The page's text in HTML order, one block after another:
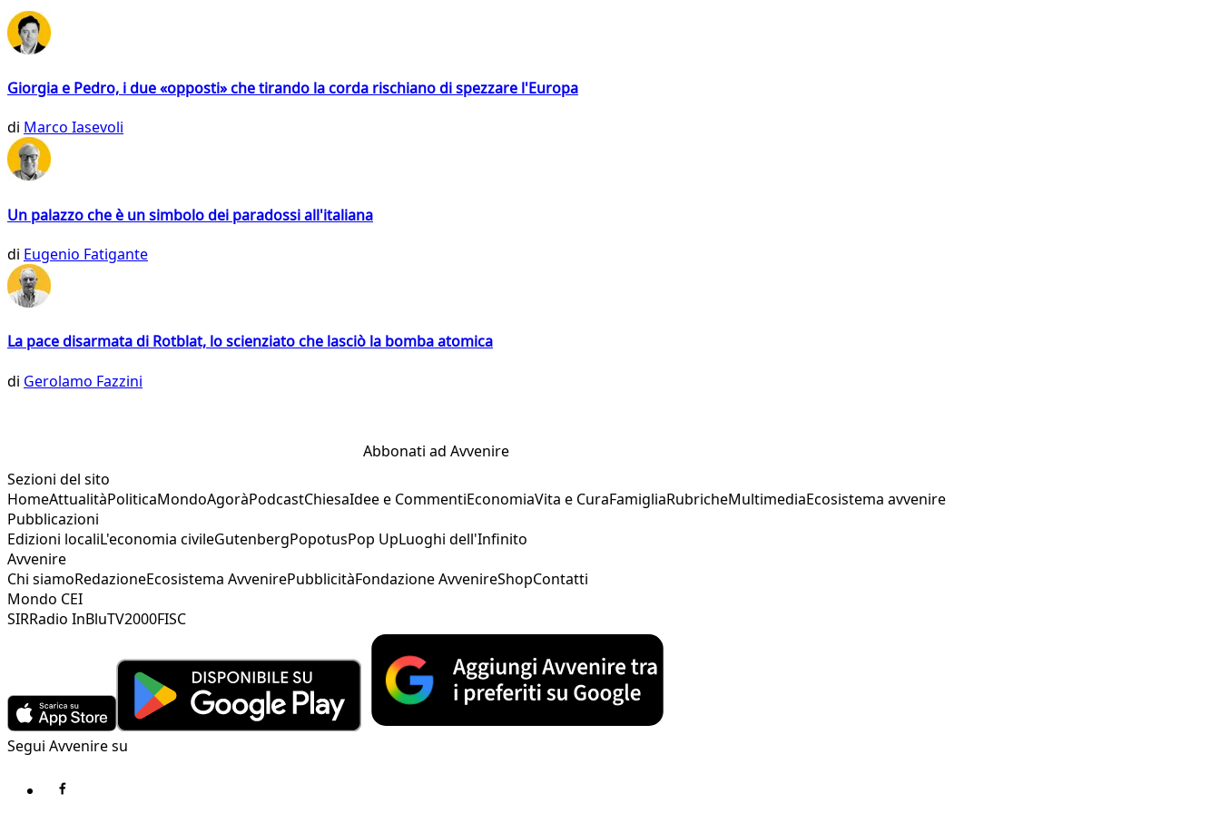
Giorgia e Pedro, i due «opposti» che tirando la corda rischiano di spezzare l'Europa
di Marco Iasevoli
Un palazzo che è un simbolo dei paradossi all'italiana
di Eugenio Fatigante
La pace disarmata di Rotblat, lo scienziato che lasciò la bomba atomica
di Gerolamo Fazzini
Abbonati ad Avvenire
Sezioni del sito
HomeAttualitàPoliticaMondoAgoràPodcastChiesaIdee e CommentiEconomiaVita e CuraFamigliaRubricheMultimediaEcosistema avvenire
Pubblicazioni
Edizioni localiL'economia civileGutenbergPopotusPop UpLuoghi dell'Infinito
Avvenire
Chi siamoRedazioneEcosistema AvvenirePubblicitàFondazione AvvenireShopContatti
Mondo CEI
SIRRadio InBluTV2000FISC
Segui Avvenire su